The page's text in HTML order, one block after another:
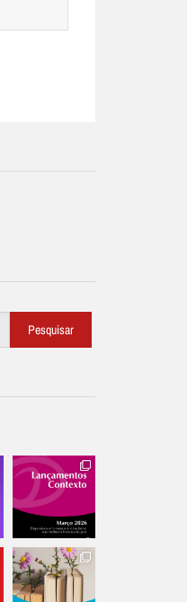
Pesquisar